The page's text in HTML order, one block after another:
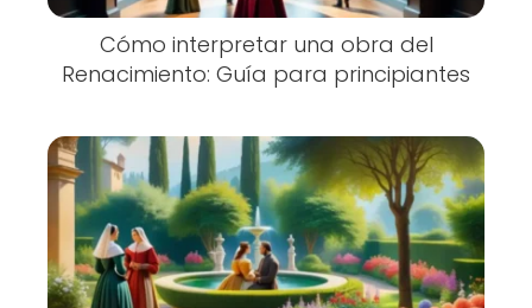
Cómo interpretar una obra del
Renacimiento: Guía para principiantes